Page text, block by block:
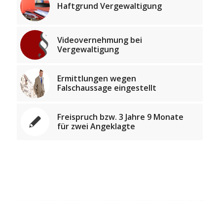
Haftgrund Vergewaltigung
Videovernehmung bei
Vergewaltigung
Ermittlungen wegen
Falschaussage eingestellt
Freispruch bzw. 3 Jahre 9 Monate
für zwei Angeklagte